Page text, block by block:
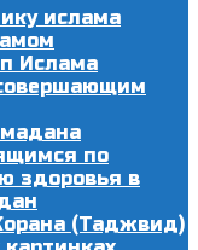
ислама
Ислама
по
здоровья в
(Таджвид)